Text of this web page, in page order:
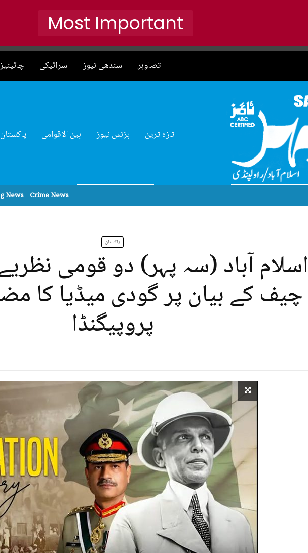
سرائیکی سندھی نیوز تصاوہر
پاکستان بین الاقوامی بزنس نیوز تازہ ترین
News Crime News
پاکستان
اسلام آباد (سہ پہر) دو قومی
چیف کے بیان پر گودی میڈیا کا
پروپیگنڈا
Most Important